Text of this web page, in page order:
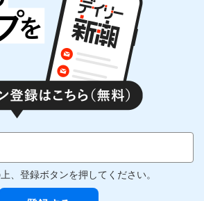
、登録ボタンを押してください。